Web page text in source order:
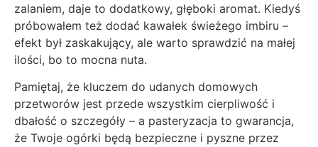
zalaniem, daje to dodatkowy, głęboki aromat. Kiedyś
próbowałem też dodać kawałek świeżego imbiru –
efekt był zaskakujący, ale warto sprawdzić na małej
ilości, bo to mocna nuta.
Pamiętaj, że kluczem do udanych domowych
przetworów jest przede wszystkim cierpliwość i
dbałość o szczegóły – a pasteryzacja to gwarancja,
że Twoje ogórki będą bezpieczne i pyszne przez